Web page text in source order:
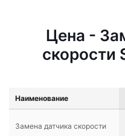
Цена -
скорости
Наименование
Замена датчика скорости